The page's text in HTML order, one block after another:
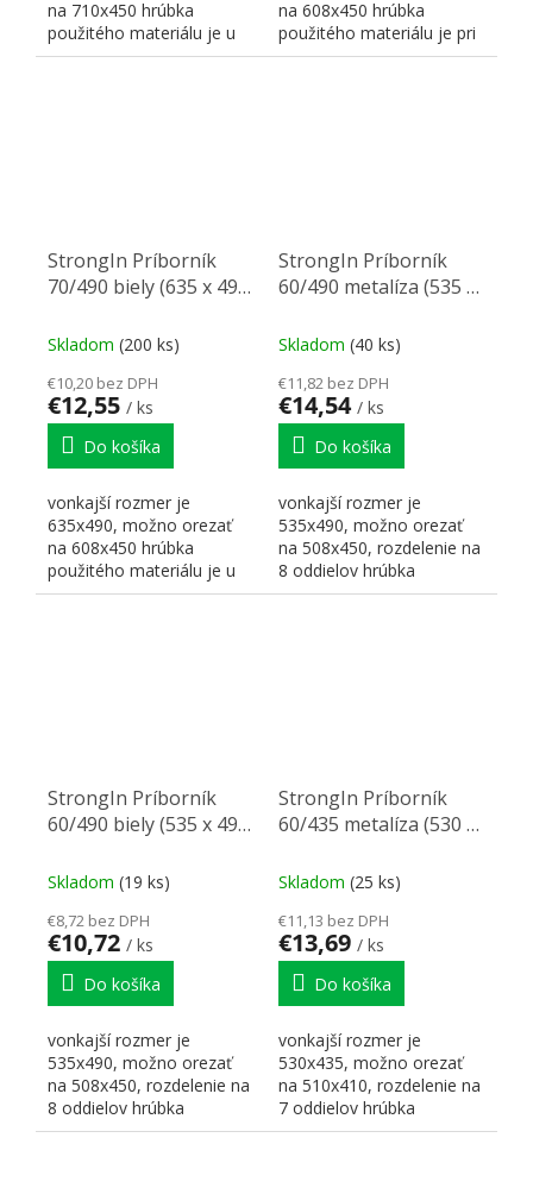
na 710x450 hrúbka
použitého materiálu je u
bielej farby 1,6 mm výška...
na 608x450 hrúbka
použitého materiálu je pri
striebornej metalíze 2mm
StrongIn Príborník
70/490 biely (635 x 490
Skladom (200 ks)
€10,20 bez DPH
€12,55 / ks
Do košíka
vonkajší rozmer je
635x490, možno orezať
na 608x450 hrúbka
použitého materiálu je u
bielej farby 1,6 mm výška...
StrongIn Príborník
60/490 metalíza (535 x
Skladom (40 ks)
€11,82 bez DPH
€14,54 / ks
Do košíka
vonkajší rozmer je
535x490, možno orezať
na 508x450, rozdelenie na
8 oddielov hrúbka
použitého materiálu je
StrongIn Príborník
60/490 biely (535 x 490
Skladom (19 ks)
€8,72 bez DPH
€10,72 / ks
Do košíka
vonkajší rozmer je
535x490, možno orezať
na 508x450, rozdelenie na
8 oddielov hrúbka
použitého materiálu je u
StrongIn Príborník
60/435 metalíza (530 x
Skladom (25 ks)
€11,13 bez DPH
€13,69 / ks
Do košíka
vonkajší rozmer je
530x435, možno orezať
na 510x410, rozdelenie na
7 oddielov hrúbka
použitého materiálu je